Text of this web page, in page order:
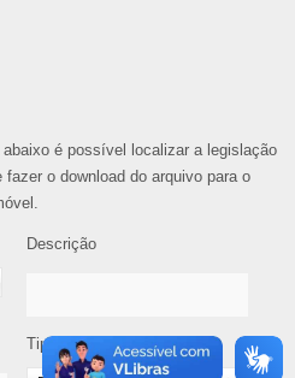
é possível localizar a legislação
o download do arquivo para o
Descrição
Tipo de Legislação